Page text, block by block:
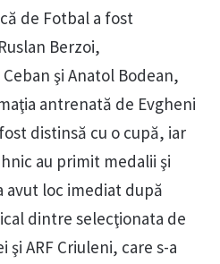
de Fotbal a fost
Berzoi,
şi Anatol Bodean,
antrenată de Evgheni
distinsă cu o cupă, iar
au primit medalii şi
avut loc imediat după
dintre selecţionata de
şi ARF Criuleni, care s-a